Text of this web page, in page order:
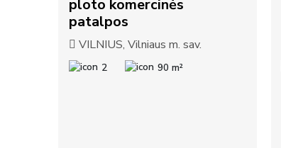
ploto komercinės
patalpos
VILNIUS, Vilniaus m. sav.
2 90 m²